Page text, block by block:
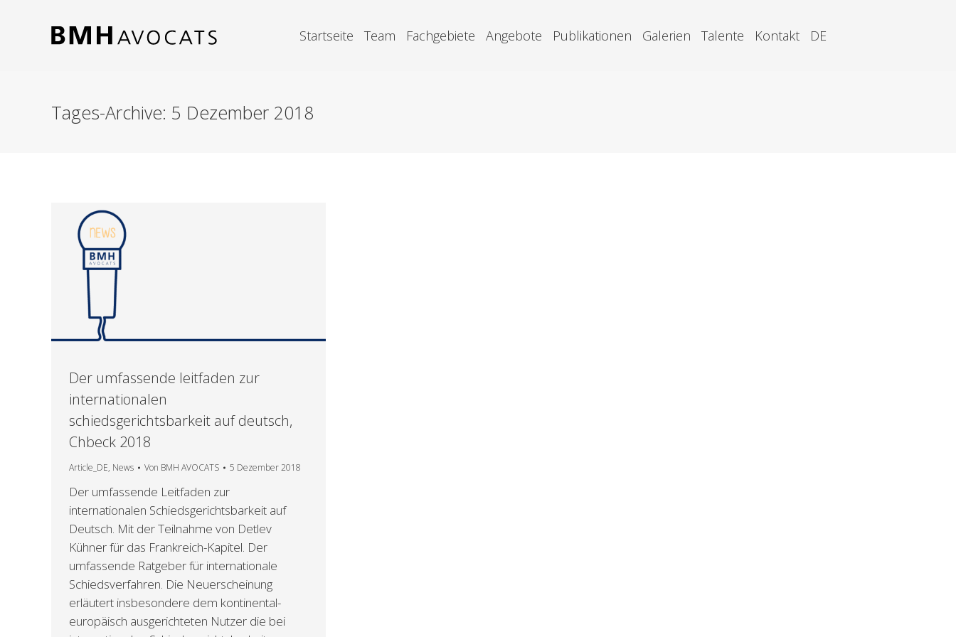
Startseite Team Fachgebiete Angebote Publikationen Galerien Talente Kontakt DE
Tages-Archive: 5 Dezember 2018
Der umfassende leitfaden zur
internationalen
schiedsgerichtsbarkeit auf deutsch,
Chbeck 2018
Article_DE, News Von BMH AVOCATS 5 Dezember 2018
Der umfassende Leitfaden zur
internationalen Schiedsgerichtsbarkeit auf
Deutsch. Mit der Teilnahme von Detlev
Kühner für das Frankreich-Kapitel. Der
umfassende Ratgeber für internationale
Schiedsverfahren. Die Neuerscheinung
erläutert insbesondere dem kontinental-
europäisch ausgerichteten Nutzer die bei